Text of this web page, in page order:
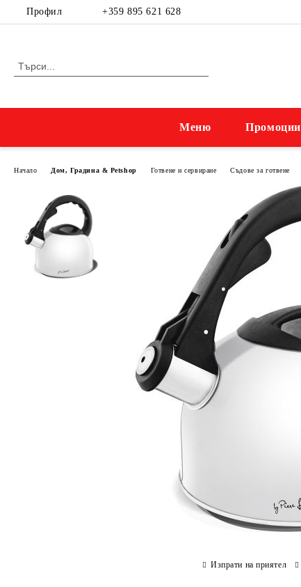
Профил +359 895 621 628
Меню Промоции
Начало Дом, Градина & Petshop Готвене и сервиране Съдове за готвене
Изпрати на приятел